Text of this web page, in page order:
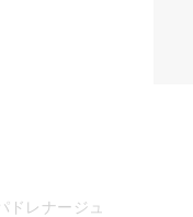
ドレナージュ